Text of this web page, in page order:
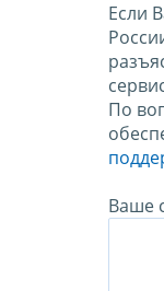
Если
По
Ваше